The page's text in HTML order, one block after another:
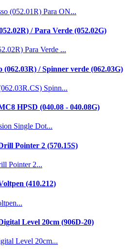
(052.01R) Para ON...
/ Para Verde (052.02G)
Para Verde ...
(062.03R) / Spinner verde (062.03G)
Spinn...
HPSD (040.08 - 040.08G)
Single Dot...
Pointer 2 (570.15S)
Pointer 2...
(410.212)
Level 20cm (906D-20)
Level 20cm...